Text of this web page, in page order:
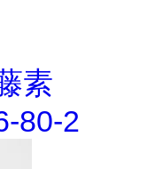
素
80-2